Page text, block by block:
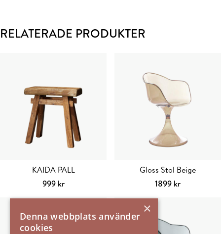
RELATERADE PRODUKTER
KAIDA PALL
999 kr
Lägg till i varukorg
Gloss Stol Beige
1899 kr
×
Denna webbplats använder
cookies